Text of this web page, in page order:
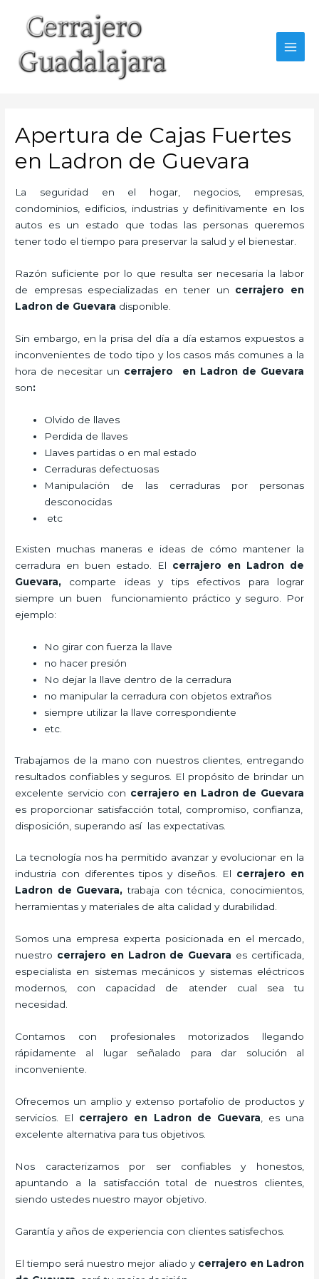
contenido
Apertura de Cajas Fuertes
en Ladron de Guevara
La seguridad en el hogar, negocios, empresas,
condominios, edificios, industrias y definitivamente en los
autos es un estado que todas las personas queremos
tener todo el tiempo para preservar la salud y el bienestar.
Razón suficiente por lo que resulta ser necesaria la labor
de empresas especializadas en tener un cerrajero en
Ladron de Guevara disponible.
Sin embargo, en la prisa del día a día estamos expuestos a
inconvenientes de todo tipo y los casos más comunes a la
hora de necesitar un cerrajero en Ladron de Guevara
son:
Olvido de llaves
Perdida de llaves
Llaves partidas o en mal estado
Cerraduras defectuosas
Manipulación de las cerraduras por personas
desconocidas
etc
Existen muchas maneras e ideas de cómo mantener la
cerradura en buen estado. El cerrajero en Ladron de
Guevara, comparte ideas y tips efectivos para lograr
siempre un buen funcionamiento práctico y seguro. Por
ejemplo:
No girar con fuerza la llave
no hacer presión
No dejar la llave dentro de la cerradura
no manipular la cerradura con objetos extraños
siempre utilizar la llave correspondiente
etc.
Trabajamos de la mano con nuestros clientes, entregando
resultados confiables y seguros. El propósito de brindar un
excelente servicio con cerrajero en Ladron de Guevara
es proporcionar satisfacción total, compromiso, confianza,
disposición, superando así las expectativas.
La tecnología nos ha permitido avanzar y evolucionar en la
industria con diferentes tipos y diseños. El cerrajero en
Ladron de Guevara,trabaja con técnica, conocimientos,
herramientas y materiales de alta calidad y durabilidad.
Somos una empresa experta posicionada en el mercado,
nuestro cerrajero en Ladron de Guevara es certificada,
especialista en sistemas mecánicos y sistemas eléctricos
modernos, con capacidad de atender cual sea tu
necesidad.
Contamos con profesionales motorizados llegando
rápidamente al lugar señalado para dar solución al
inconveniente.
Ofrecemos un amplio y extenso portafolio de productos y
servicios. El cerrajero en Ladron de Guevara , es una
excelente alternativa para tus objetivos.
Nos caracterizamos por ser confiables y honestos,
apuntando a la satisfacción total de nuestros clientes,
siendo ustedes nuestro mayor objetivo.
Garantía y años de experiencia con clientes satisfechos.
El tiempo será nuestro mejor aliado y cerrajero en Ladron